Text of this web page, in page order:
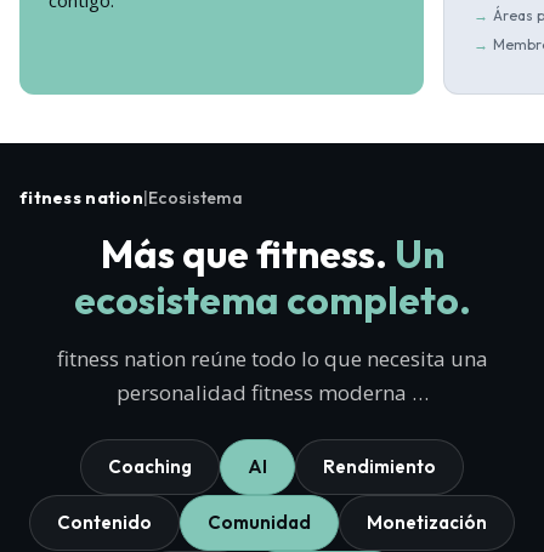
Áreas
fitness nation|Ecosistema
Más que fitness. Un
ecosistema completo.
fitness nation reúne todo lo que necesita una
personalidad fitness moderna …
Coaching AI Rendimiento
Contenido Comunidad Monetización